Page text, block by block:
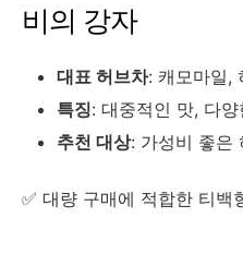
비의 강자
대표 허브차: 캐모마일,
특징: 대중적인 맛, 다양
추천 대상: 가성비 좋은
✅ 대량 구매에 적합한 티백